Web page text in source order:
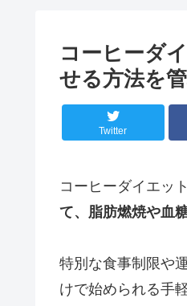
コーヒーダ
せる方法を
Twitter
コーヒーダイエッ
て、脂肪燃焼や血
特別な食事制限や
けで始められる手